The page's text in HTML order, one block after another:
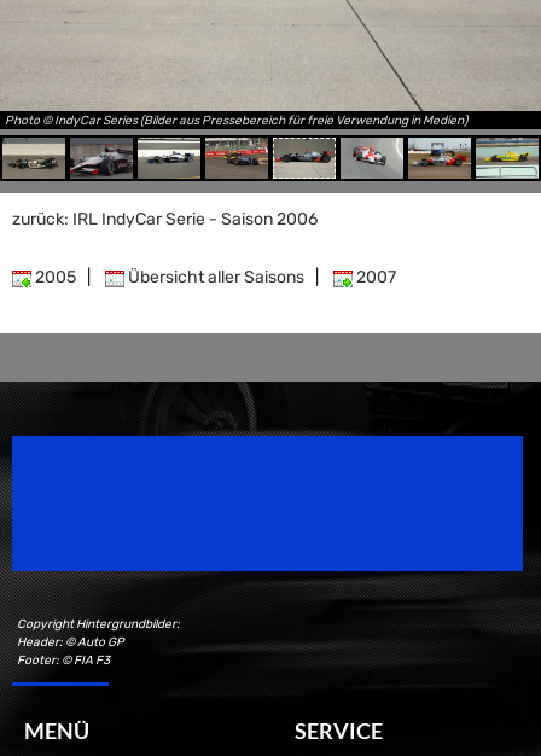
Photo © IndyCar Series (Bilder aus Pressebereich für freie Verwendung in Medien)
zurück: IRL IndyCar Serie - Saison 2006
2005 Übersicht aller Saisons 2007
Copyright Hintergrundbilder:
Header: © Auto GP
Footer: © FIA F3
MENÜ SERVICE